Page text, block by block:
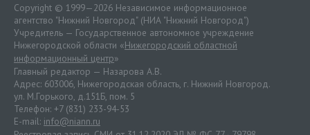
Copyright © 1999—2026 Независимое информационное
агентство "Нижний Новгород" (НИА "Нижний Новгород")
Учредитель — Государственное автономное учреждение
Нижегородской области «Нижегородский областной
информационный центр»
Главный редактор — Назарова А.В.
Адрес: 603006, Нижегородская область, г. Нижний Новгород.
ул. М.Горького, д.151Б, пом. 5
Телефон: +7 (831) 233-94-53
E-mail: info@niann.ru